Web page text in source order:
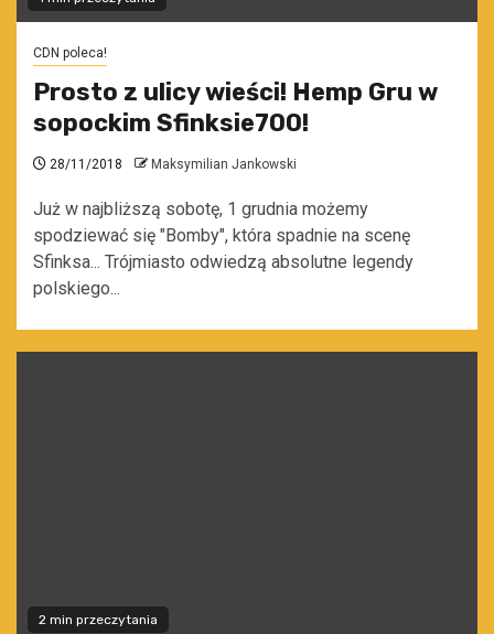
CDN poleca!
Prosto z ulicy wieści! Hemp Gru w
sopockim Sfinksie700!
28/11/2018 Maksymilian Jankowski
Już w najbliższą sobotę, 1 grudnia możemy
spodziewać się "Bomby", która spadnie na scenę
Sfinksa... Trójmiasto odwiedzą absolutne legendy
polskiego...
2 min przeczytania